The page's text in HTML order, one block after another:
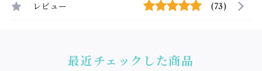
レビュー (73)
最近チェックした商品